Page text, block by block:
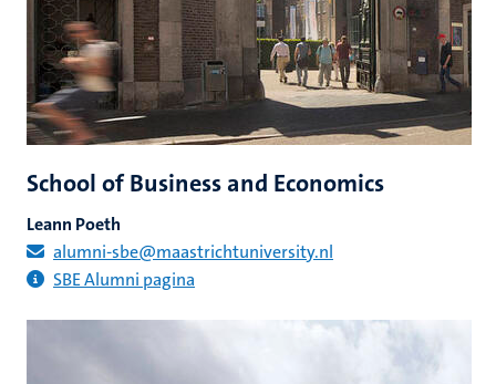
School of Business and Economics
Leann Poeth
alumni-sbe@maastrichtuniversity.nl
SBEAlumni pagina